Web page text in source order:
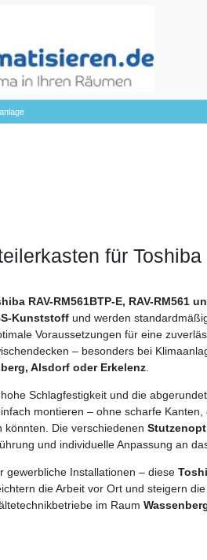
für Toshiba
RAV-RM561BTP-E, RAV-RM561
Kunststoff und werden
Voraussetzungen für eine
– besonders bei
Alsdorf oder Erkelenz
Schlagfestigkeit und die
montieren – ohne scharfe
Die verschiedenen
und individuelle Anpassung an
gewerbliche Installationen – diese
die Arbeit vor Ort und steigern
im Raum